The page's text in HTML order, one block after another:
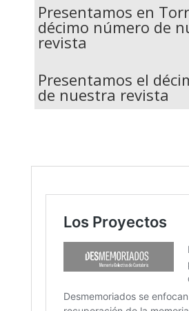
Presentamos en
décimo número de
revista
Presentamos el
de nuestra revista